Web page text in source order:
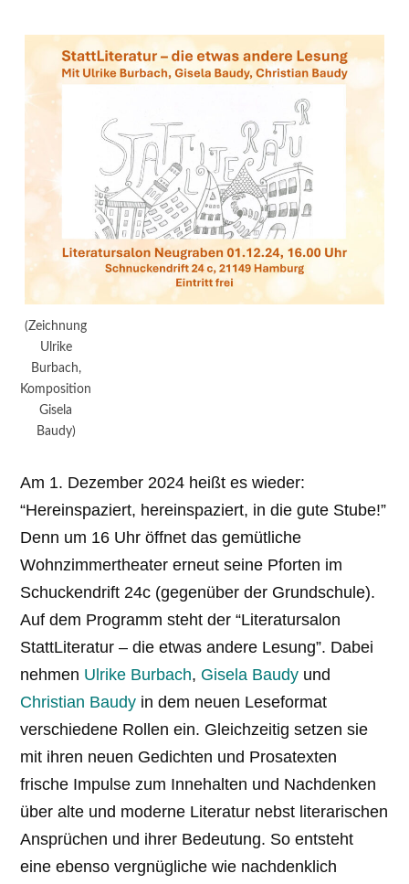
(Zeichnung
Ulrike
Burbach,
Komposition
Gisela
Baudy)
Am 1. Dezember 2024 heißt es wieder:
“Hereinspaziert, hereinspaziert, in die gute Stube!”
Denn um 16 Uhr öffnet das gemütliche
Wohnzimmertheater erneut seine Pforten im
Schuckendrift 24c (gegenüber der Grundschule).
Auf dem Programm steht der “Literatursalon
StattLiteratur – die etwas andere Lesung”. Dabei
nehmen Ulrike Burbach, Gisela Baudy und
Christian Baudy in dem neuen Leseformat
verschiedene Rollen ein. Gleichzeitig setzen sie
mit ihren neuen Gedichten und Prosatexten
frische Impulse zum Innehalten und Nachdenken
über alte und moderne Literatur nebst literarischen
Ansprüchen und ihrer Bedeutung. So entsteht
eine ebenso vergnügliche wie nachdenklich